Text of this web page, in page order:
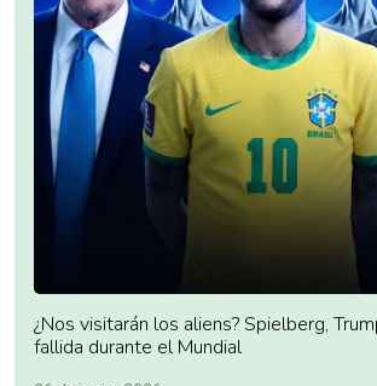
¿Nos visitarán los aliens? Spielberg,
fallida durante el Mundial